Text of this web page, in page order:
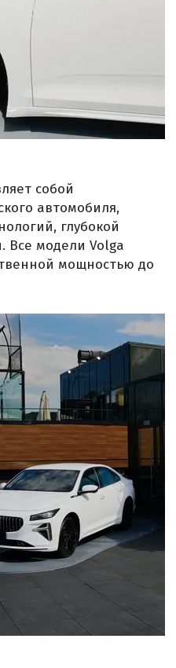
собой
автомобиля,
глубокой
Все модели Volga
мощностью до